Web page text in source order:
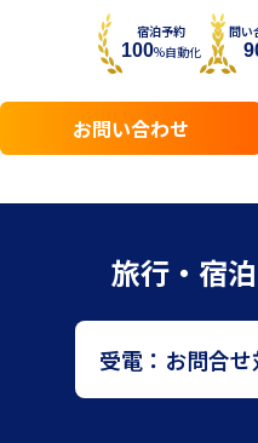
宿泊予約
100%自動化
問い
お問い合わせ
旅行・宿泊
受電：お問合